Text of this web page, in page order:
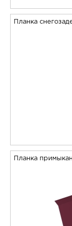
Планка
Планка